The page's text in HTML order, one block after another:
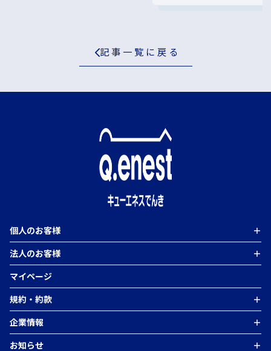
記事一覧に戻る
個人のお客様 ＋
個人のお客様TOP
Qベーシックプラン
よるトクプラン
電気料金シミュレーション
卒FIT／非FIT電力買取（エネまかせ）
蓄電運用サービス
新規受付終了のプラン
法人のお客様 ＋
法人のお客様TOP
高圧・特別高圧電力
低圧電力（50kW未満）
コーポレートPPA
環境価値
マイページ
規約・約款
＋
重要説明事項・電気需給約款
電気の販売に関する勧誘方針
特定商取引法に基づく表記
企業情報 ＋
会社概要
お知らせ ＋